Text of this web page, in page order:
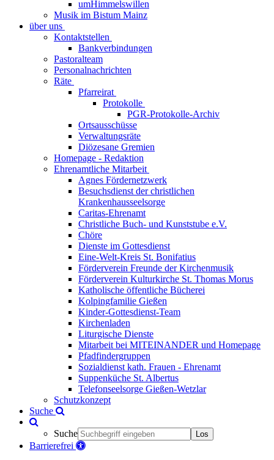
umHimmelswillen
Musik im Bistum Mainz
über uns
Kontaktstellen
Bankverbindungen
Pastoralteam
Personalnachrichten
Räte
Pfarreirat
Protokolle
PGR-Protokolle-Archiv
Ortsausschüsse
Verwaltungsräte
Diözesane Gremien
Homepage - Redaktion
Ehrenamtliche Mitarbeit
Agnes Fördernetzwerk
Besuchsdienst der christlichen
Krankenhausseelsorge
Caritas-Ehrenamt
Christliche Buch- und Kunststube e.V.
Chöre
Dienste im Gottesdienst
Eine-Welt-Kreis St. Bonifatius
Förderverein Freunde der Kirchenmusik
Förderverein Kulturkirche St. Thomas Morus
Katholische öffentliche Bücherei
Kolpingfamilie Gießen
Kinder-Gottesdienst-Team
Kirchenladen
Liturgische Dienste
Mitarbeit bei MITEINANDER und Homepage
Pfadfindergruppen
Sozialdienst kath. Frauen - Ehrenamt
Suppenküche St. Albertus
Telefonseelsorge Gießen-Wetzlar
Schutzkonzept
Suche
Suche Los
Barrierefrei